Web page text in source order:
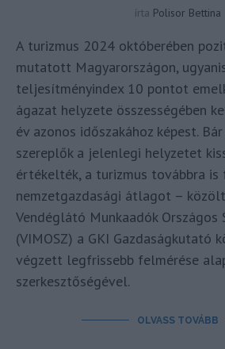
írta Polisor Bettina
A turizmus 2024 októberében
mutatott Magyarországon,
teljesítményindex 10 pontot
ágazat helyzete összességében
év azonos időszakához képest.
szereplők a jelenlegi helyzetet
értékelték, a turizmus továbbra
nemzetgazdasági átlagot –
Vendéglátó Munkaadók Országos
(VIMOSZ) a GKI Gazdaságkutató
végzett legfrissebb felmérése
szerkesztőségével.
OLVASS TOVÁBB